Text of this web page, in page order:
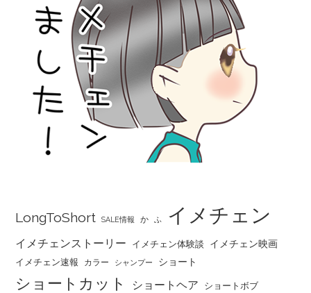
LongToShort SALE情報 か ふ イメチェン
イメチェンストーリー イメチェン体験談 イメチェン映画
イメチェン速報 カラー シャンプー ショート
ショートカット ショートヘア ショートボブ